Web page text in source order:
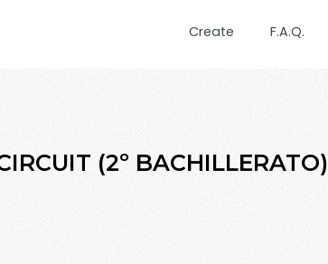
Create F.A.Q.
(2º BACHILLERATO)